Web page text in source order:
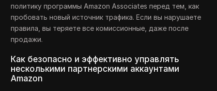
политику программы Amazon Associates перед тем, как
пробовать новый источник трафика. Если вы нарушаете
правила, вы теряете все комиссионные, даже после
продажи.
Как безопасно и эффективно управлять
несколькими партнерскими аккаунтами
Amazon